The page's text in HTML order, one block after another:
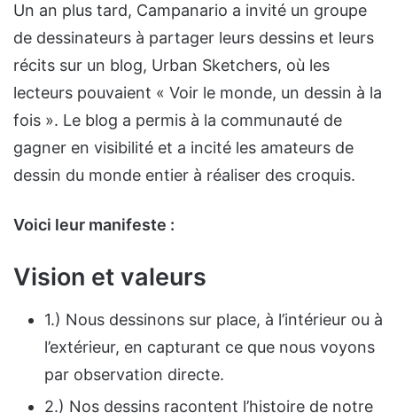
Un an plus tard, Campanario a invité un groupe
de dessinateurs à partager leurs dessins et leurs
récits sur un blog, Urban Sketchers, où les
lecteurs pouvaient « Voir le monde, un dessin à la
fois ». Le blog a permis à la communauté de
gagner en visibilité et a incité les amateurs de
dessin du monde entier à réaliser des croquis.
Voici leur manifeste :
Vision et valeurs
1.) Nous dessinons sur place, à l’intérieur ou à
l’extérieur, en capturant ce que nous voyons
par observation directe.
2.) Nos dessins racontent l’histoire de notre